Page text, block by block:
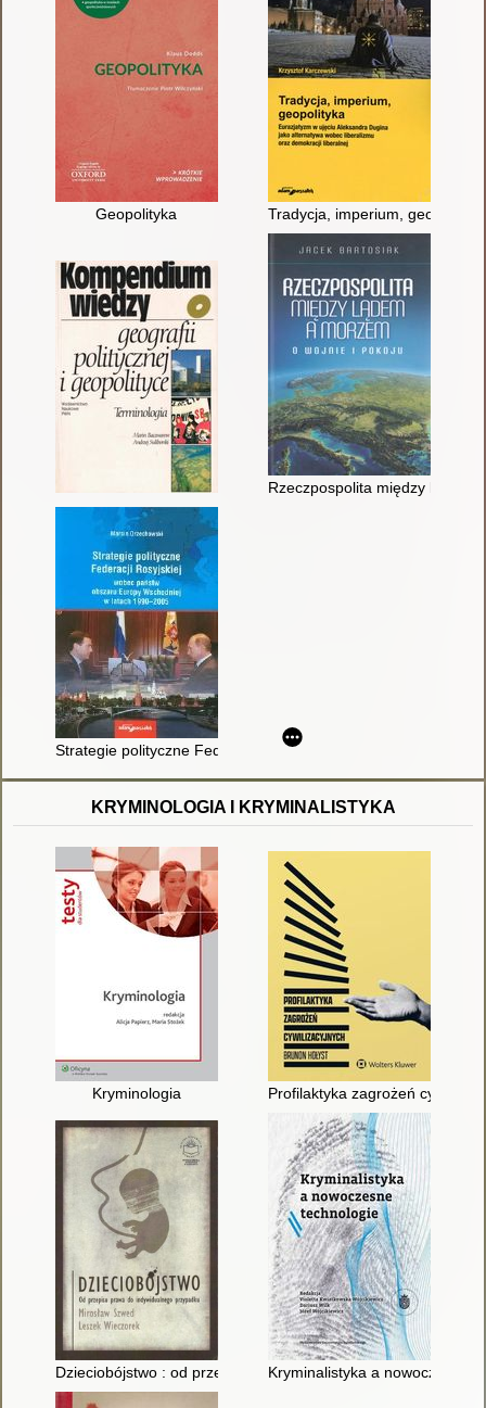
Geopolityka Tradycja, imperium,
Rzeczpospolita między lądem
Strategie polityczne Federacji Rosyjskiej wobec państw
KRYMINOLOGIA I KRYMINALISTYKA
Kryminologia Profilaktyka zagrożeń
Dzieciobójstwo : od przepisu prawa do indywidualnego
Kryminalistyka a nowoczesne